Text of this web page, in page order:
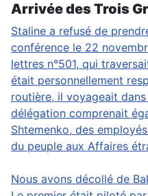
Arrivée des Trois
Staline a refusé de
conférence le 22
lettres n°501, qui
était personnellement
routière, il voyageait
délégation comprenait
Shtemenko, des
du peuple aux Affaires
Nous avons décollé de